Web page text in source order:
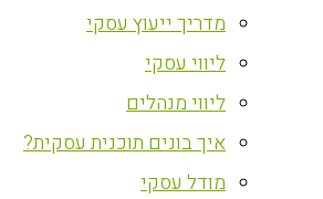
מדריך ייעוץ עסקי
ליווי עסקי
ליווי מנהלים
איך בונים תוכנית עסקית?
מודל עסקי